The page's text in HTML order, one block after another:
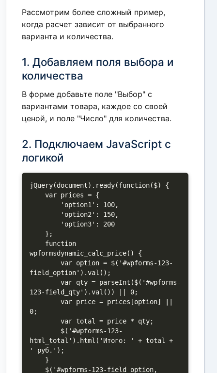
Рассмотрим более сложный пример,
когда расчет зависит от выбранного
варианта и количества.
1. Добавляем поля выбора и
количества
В форме добавьте поле "Выбор" с
вариантами товара, каждое со своей
ценой, и поле "Число" для количества.
2. Подключаем JavaScript с
логикой
jQuery(document).ready(function($) {
wpformsdynamic_calc_price() {
field_option').val();
123-field_qty').val()) || 0;
0;
html_total').html('Итого: ' + total +
' руб.');